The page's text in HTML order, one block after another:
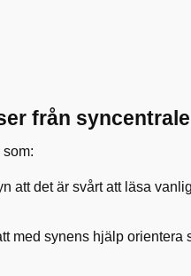
från
att det är svårt att läsa
med synens hjälp